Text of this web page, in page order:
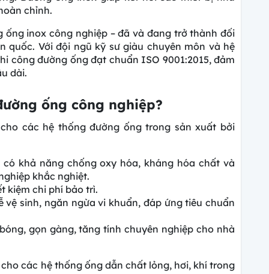
chỉnh.
ống inox công nghiệp – đã và đang trở thành đối
Với đội ngũ kỹ sư giàu chuyên môn và hệ
công đường ống đạt chuẩn ISO 9001:2015, đảm
dài.
ống công nghiệp?
các hệ thống đường ống trong sản xuất bởi
có khả năng chống oxy hóa, kháng hóa chất và
khắc nghiệt.
kiệm chi phí bảo trì.
sinh, ngăn ngừa vi khuẩn, đáp ứng tiêu chuẩn
gọn gàng, tăng tính chuyên nghiệp cho nhà
các hệ thống ống dẫn chất lỏng, hơi, khí trong